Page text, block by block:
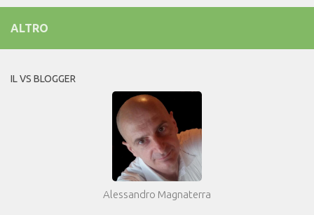
ALTRO
IL VS BLOGGER
Alessandro Magnaterra